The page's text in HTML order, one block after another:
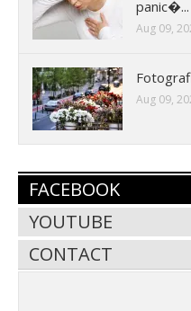
panic�...
Aug 09,
Aug 09,
FACEBOOK
YOUTUBE
CONTACT